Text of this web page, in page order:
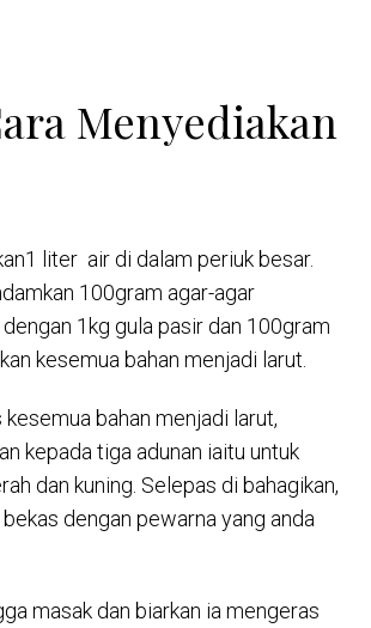
Menyediakan
liter air di dalam periuk besar.
100gram agar-agar
1kg gula pasir dan 100gram
kesemua bahan menjadi larut.
bahan menjadi larut,
kepada tiga adunan iaitu untuk
dan kuning. Selepas di bahagikan,
dengan pewarna yang anda
masak dan biarkan ia mengeras